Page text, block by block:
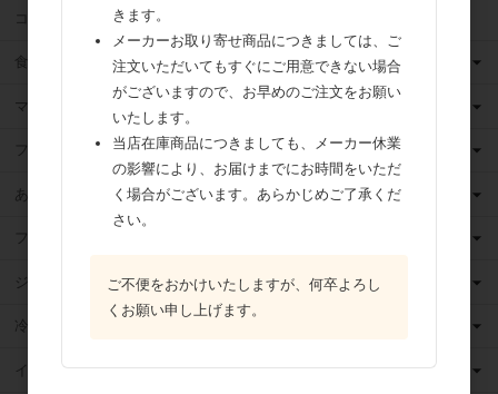
食用油
マーガリン
フィリング
あんこ
フルーツ（果物）缶詰
ジャム
冷凍フルーツ
イースト・酵母
きます。
メーカーお取り寄せ商品につきましては、ご
注文いただいてもすぐにご用意できない場合
がございますので、お早めのご注文をお願い
いたします。
当店在庫商品につきましても、メーカー休業
の影響により、お届けまでにお時間をいただ
く場合がございます。あらかじめご了承くだ
さい。
ご不便をおかけいたしますが、何卒よろし
くお願い申し上げます。